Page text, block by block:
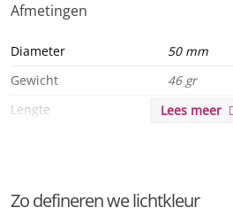
dimmer.
MEGAMAN ® Compatibele
Afmetingen
Diameter
50 mm
Gewicht
46 gr
Lengte
56 mm
Product serie
Reflector
Lees meer
Zo defineren we lichtkleur